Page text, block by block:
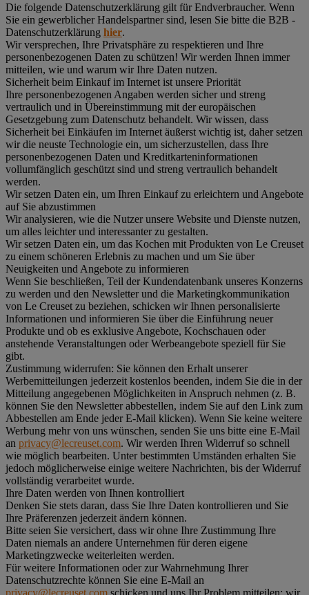
Die folgende Datenschutzerklärung gilt für Endverbraucher. Wenn
Sie ein gewerblicher Handelspartner sind, lesen Sie bitte die B2B -
Datenschutzerklärung hier.
Wir versprechen, Ihre Privatsphäre zu respektieren und Ihre
personenbezogenen Daten zu schützen! Wir werden Ihnen immer
mitteilen, wie und warum wir Ihre Daten nutzen.
Sicherheit beim Einkauf im Internet ist unsere Priorität
Ihre personenbezogenen Angaben werden sicher und streng
vertraulich und in Übereinstimmung mit der europäischen
Gesetzgebung zum Datenschutz behandelt. Wir wissen, dass
Sicherheit bei Einkäufen im Internet äußerst wichtig ist, daher setzen
wir die neuste Technologie ein, um sicherzustellen, dass Ihre
personenbezogenen Daten und Kreditkarteninformationen
vollumfänglich geschützt sind und streng vertraulich behandelt
werden.
Wir setzen Daten ein, um Ihren Einkauf zu erleichtern und Angebote
auf Sie abzustimmen
Wir analysieren, wie die Nutzer unsere Website und Dienste nutzen,
um alles leichter und interessanter zu gestalten.
Wir setzen Daten ein, um das Kochen mit Produkten von Le Creuset
zu einem schöneren Erlebnis zu machen und um Sie über
Neuigkeiten und Angebote zu informieren
Wenn Sie beschließen, Teil der Kundendatenbank unseres Konzerns
zu werden und den Newsletter und die Marketingkommunikation
von Le Creuset zu beziehen, schicken wir Ihnen personalisierte
Informationen und informieren Sie über die Einführung neuer
Produkte und ob es exklusive Angebote, Kochschauen oder
anstehende Veranstaltungen oder Werbeangebote speziell für Sie
gibt.
Zustimmung widerrufen: Sie können den Erhalt unserer
Werbemitteilungen jederzeit kostenlos beenden, indem Sie die in der
Mitteilung angegebenen Möglichkeiten in Anspruch nehmen (z. B.
können Sie den Newsletter abbestellen, indem Sie auf den Link zum
Abbestellen am Ende jeder E-Mail klicken). Wenn Sie keine weitere
Werbung mehr von uns wünschen, senden Sie uns bitte eine E-Mail
an privacy@lecreuset.com. Wir werden Ihren Widerruf so schnell
wie möglich bearbeiten. Unter bestimmten Umständen erhalten Sie
jedoch möglicherweise einige weitere Nachrichten, bis der Widerruf
vollständig verarbeitet wurde.
Ihre Daten werden von Ihnen kontrolliert
Denken Sie stets daran, dass Sie Ihre Daten kontrollieren und Sie
Ihre Präferenzen jederzeit ändern können.
Bitte seien Sie versichert, dass wir ohne Ihre Zustimmung Ihre
Daten niemals an andere Unternehmen für deren eigene
Marketingzwecke weiterleiten werden.
Für weitere Informationen oder zur Wahrnehmung Ihrer
Datenschutzrechte können Sie eine E-Mail an
privacy@lecreuset.com schicken und uns Ihr Problem mitteilen; wir